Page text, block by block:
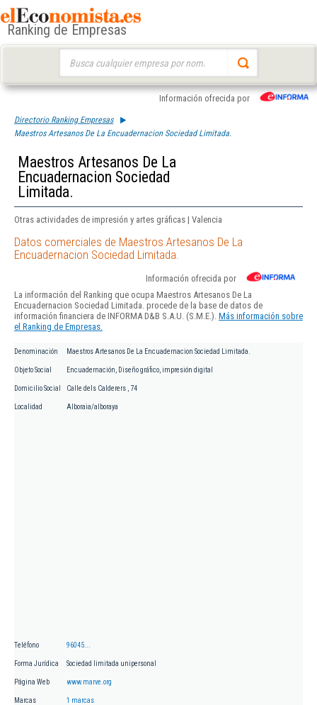
Ranking de Empresas
Información ofrecida por
Directorio Ranking Empresas
Maestros Artesanos De La Encuadernacion Sociedad Limitada.
Maestros Artesanos De La
Encuadernacion Sociedad
Limitada.
Otras actividades de impresión y artes gráficas | Valencia
Datos comerciales de Maestros Artesanos De La
Encuadernacion Sociedad Limitada.
Información ofrecida por
La información del Ranking que ocupa Maestros Artesanos De La
Encuadernacion Sociedad Limitada. procede de la base de datos de
información financiera de INFORMA D&B S.A.U. (S.M.E.). Más información sobre
el Ranking de Empresas.
Denominación Maestros Artesanos De La Encuadernacion Sociedad Limitada.
Objeto Social Encuadernación, Diseño gráfico, impresión digital
Domicilio Social Calle dels Calderers , 74
Localidad Alboraia/alboraya
Teléfono 96045...
Forma Jurídica Sociedad limitada unipersonal
Página Web www.marve.org
Marcas 1 marcas